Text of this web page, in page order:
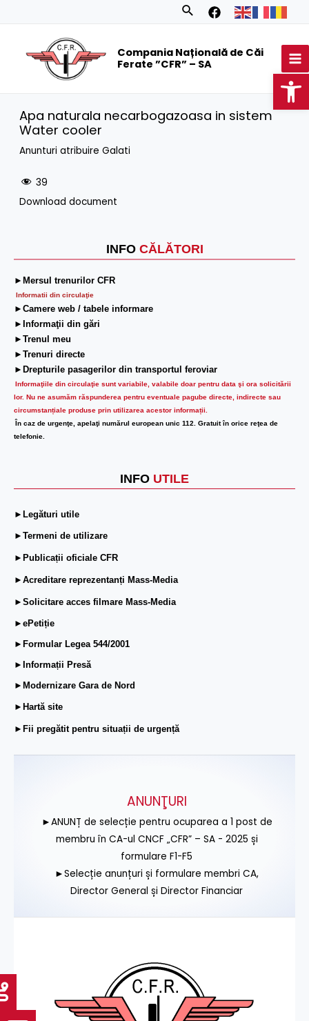
Search
Compania Națională de Căi
Ferate ”CFR” – SA
INFO CĂLĂTORI
►Mersul trenurilor CFR
Informatii din circulaţie
►Camere web / tabele informare
►Informaţii din gări
►Trenul meu
►Trenuri directe
►Drepturile pasagerilor din transportul feroviar
Informaţiile din circulaţie sunt variabile, valabile doar pentru data şi ora solicitării
lor. Nu ne asumăm răspunderea pentru eventuale pagube directe, indirecte sau
circumstanțiale produse prin utilizarea acestor informații.
În caz de urgenţe, apelaţi numărul european unic 112. Gratuit în orice reţea de
telefonie.
INFO UTILE
►Legături utile
►Termeni de utilizare
►Publicații oficiale CFR
►Acreditare reprezentanți Mass-Media
►Solicitare acces filmare Mass-Media
►ePetiție
►Formular Legea 544/2001
►Informații Presă
►Modernizare Gara de Nord
►Hartă site
►Fii pregătit pentru situații de urgență
Apa naturala necarbogazoasa in sistem
Water cooler
Anunturi atribuire Galati
39
Download document
ANUNŢURI
►ANUNȚ de selecție pentru ocuparea a 1 post de
membru în CA-ul CNCF „CFR” – SA - 2025 și
formulare F1-F5
►Selecție anunțuri și formulare membri CA,
Director General și Director Financiar